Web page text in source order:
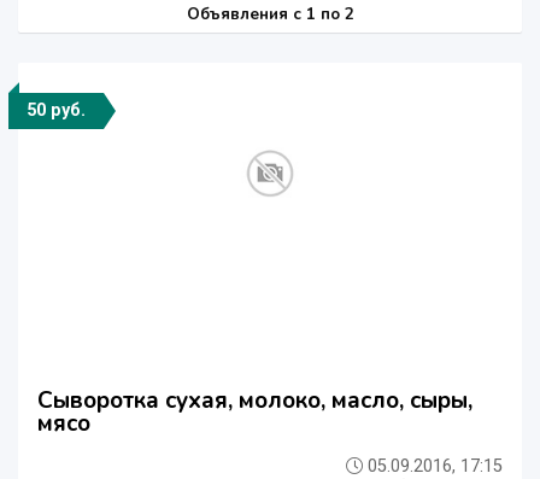
Объявления c 1 по 2
50 руб.
Сыворотка сухая, молоко, масло, сыры,
мясо
05.09.2016, 17:15